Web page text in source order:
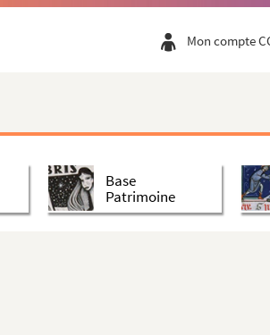
Mon compte
Base
Patrimoine